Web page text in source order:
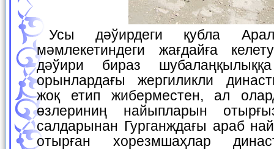
Усы дәўирдеги қубла Арал бойы, Хорезм
мәмлекетиндеги жағдайға
дәўири бираз
орынлардағы жергиликли
жоқ етип жиберместен, ал
өзлериниң найыпларын
салдарынан Гурганждағы араб
отырған хорезмшаҳлар